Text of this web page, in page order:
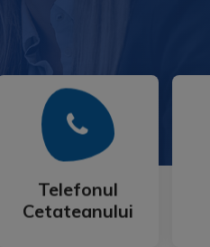
Telefonul
Cetateanului
Telefonul
Cetateanului
Mai Mult